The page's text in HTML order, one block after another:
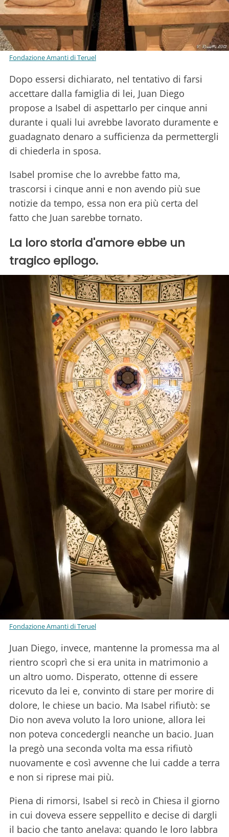
Fondazione Amanti di Teruel
Dopo essersi dichiarato, nel tentativo di farsi
accettare dalla famiglia di lei, Juan Diego
propose a Isabel di aspettarlo per cinque anni
durante i quali lui avrebbe lavorato duramente e
guadagnato denaro a sufficienza da permettergli
di chiederla in sposa.
Isabel promise che lo avrebbe fatto ma,
trascorsi i cinque anni e non avendo più sue
notizie da tempo, essa non era più certa del
fatto che Juan sarebbe tornato.
La loro storia d'amore ebbe un
tragico epilogo.
Fondazione Amanti di Teruel
Juan Diego, invece, mantenne la promessa ma al
rientro scoprì che si era unita in matrimonio a
un altro uomo. Disperato, ottenne di essere
ricevuto da lei e, convinto di stare per morire di
dolore, le chiese un bacio. Ma Isabel rifiutò: se
Dio non aveva voluto la loro unione, allora lei
non poteva concedergli neanche un bacio. Juan
la pregò una seconda volta ma essa rifiutò
nuovamente e così avvenne che lui cadde a terra
e non si riprese mai più.
Piena di rimorsi, Isabel si recò in Chiesa il giorno
in cui doveva essere seppellito e decise di dargli
il bacio che tanto anelava: quando le loro labbra